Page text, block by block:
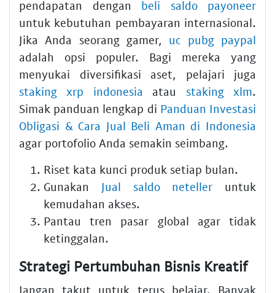
pendapatan dengan beli saldo payoneer
untuk kebutuhan pembayaran internasional.
Jika Anda seorang gamer, uc pubg paypal
adalah opsi populer. Bagi mereka yang
menyukai diversifikasi aset, pelajari juga
staking xrp indonesia atau staking xlm.
Simak panduan lengkap di Panduan Investasi
Obligasi & Cara Jual Beli Aman di Indonesia
agar portofolio Anda semakin seimbang.
Riset kata kunci produk setiap bulan.
Gunakan Jual saldo neteller untuk
kemudahan akses.
Pantau tren pasar global agar tidak
ketinggalan.
Strategi Pertumbuhan Bisnis Kreatif
Jangan takut untuk terus belajar. Banyak